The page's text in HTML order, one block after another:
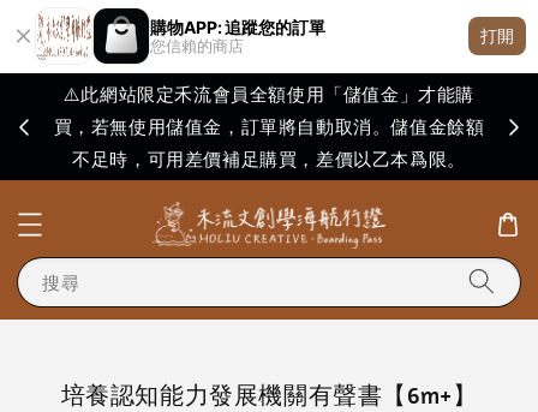
購物APP: 追蹤您的訂單
您信賴的商店
打開
⚠️此網站限定禾流會員全額使用「儲值金」才能購
買，若無使用儲值金，訂單將自動取消。儲值金餘額
不足時，可用差價補足購買，差價以乙本爲限。
購
搜尋
培養認知能力發展機關有聲書【6m+】